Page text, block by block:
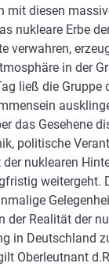
mit diesen
nukleare Erbe
verwahren,
in der
ließ die Gruppe
das Gesehene
politische
der nuklearen
weitergeht.
der Realität der
in Deutschland
Oberleutnant